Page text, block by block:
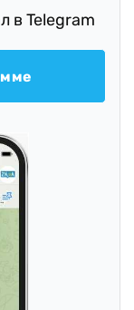
в Telegram